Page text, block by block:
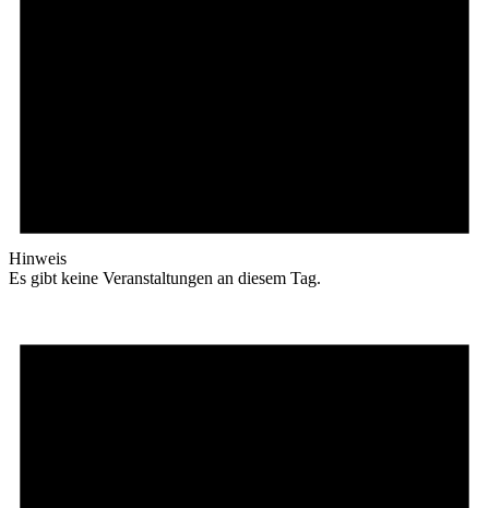
Hinweis
Es gibt keine Veranstaltungen an diesem Tag.